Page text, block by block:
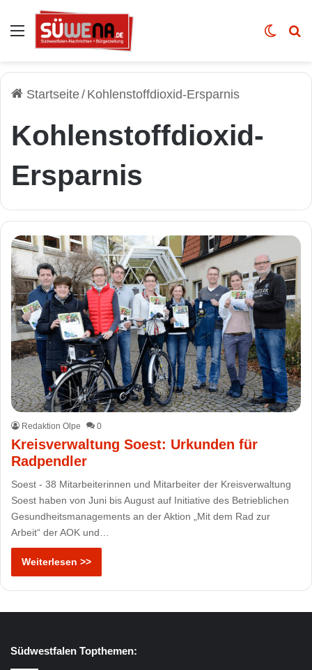
Auswahl Skin
Startseite/ Kohlenstoffdioxid-Ersparnis
Kohlenstoffdioxid-
Ersparnis
Redaktion Olpe 0
Kreisverwaltung Soest: Urkunden für
Radpendler
Soest - 38 Mitarbeiterinnen und Mitarbeiter der Kreisverwaltung
Soest haben von Juni bis August auf Initiative des Betrieblichen
Gesundheitsmanagements an der Aktion „Mit dem Rad zur
Arbeit“ der AOK und…
Weiterlesen >>
Südwestfalen Topthemen: